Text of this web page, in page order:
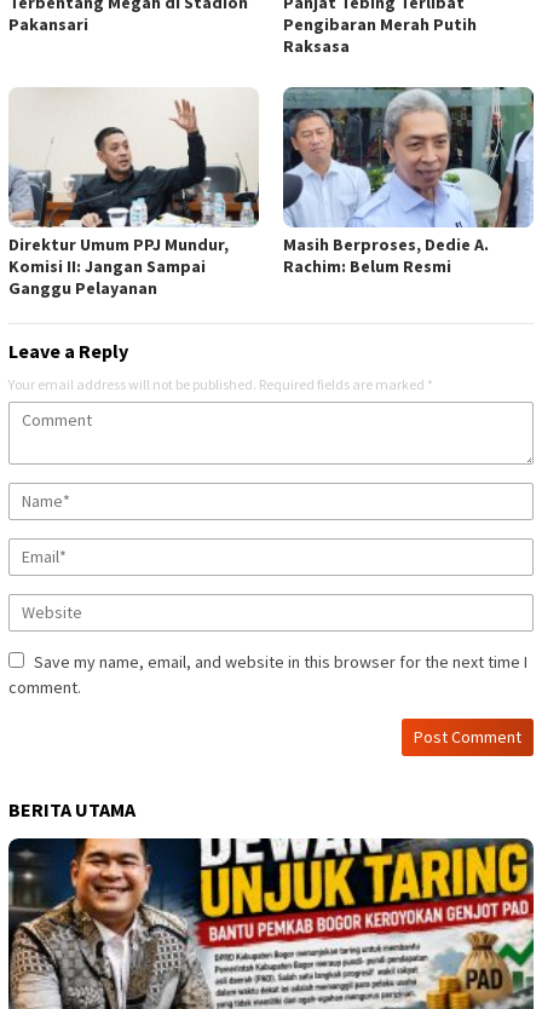
Pakansari
Pengibaran Merah Putih
Raksasa
Direktur Umum PPJ Mundur,
Komisi II: Jangan Sampai
Ganggu Pelayanan
Masih Berproses, Dedie A.
Rachim: Belum Resmi
Leave a Reply
Your email address will not be published. Required fields are marked *
Save my name, email, and website in this browser for the next time I
comment.
BERITA UTAMA